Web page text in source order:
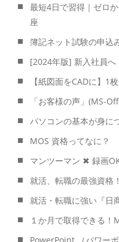
最短4日で習得｜ゼロ
座
簿記ネット試験の申込
[2024年版] 新入社員へ
【紙図面をCADに】1
「お客様の声」(MS-
パソコンの基本が身に
MOS 資格ってなに？
マンツーマン ✖ 録画
就活、転職の最強資格
就活・転職に強い『日
１か月で取得できる！